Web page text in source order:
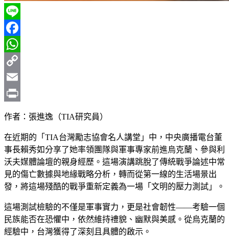
Line
Facebook
WhatsApp
Copy
Link
Email
作者：張進逸（TIA研究員）
在近期的「TIA台灣勵志協會名人講堂」中，中央廣播電台董
事長賴秀如分享了她率領團隊與軍事專家前進烏克蘭、參與利
沃夫媒體論壇的親身經歷。這場演講跳脫了傳統戰爭論述中常
見的傷亡數據與地緣戰略分析，轉而從第一線的生活場景出
發，將這場殘酷的戰爭重新定義為一場「文明的壓力測試」。
這場測試檢驗的不僅是軍事實力，更是社會韌性——考驗一個
民族能否在恐懼中，依然維持禮貌、幽默與美感。從烏克蘭的
經驗中，台灣獲得了深刻且具體的啟示。